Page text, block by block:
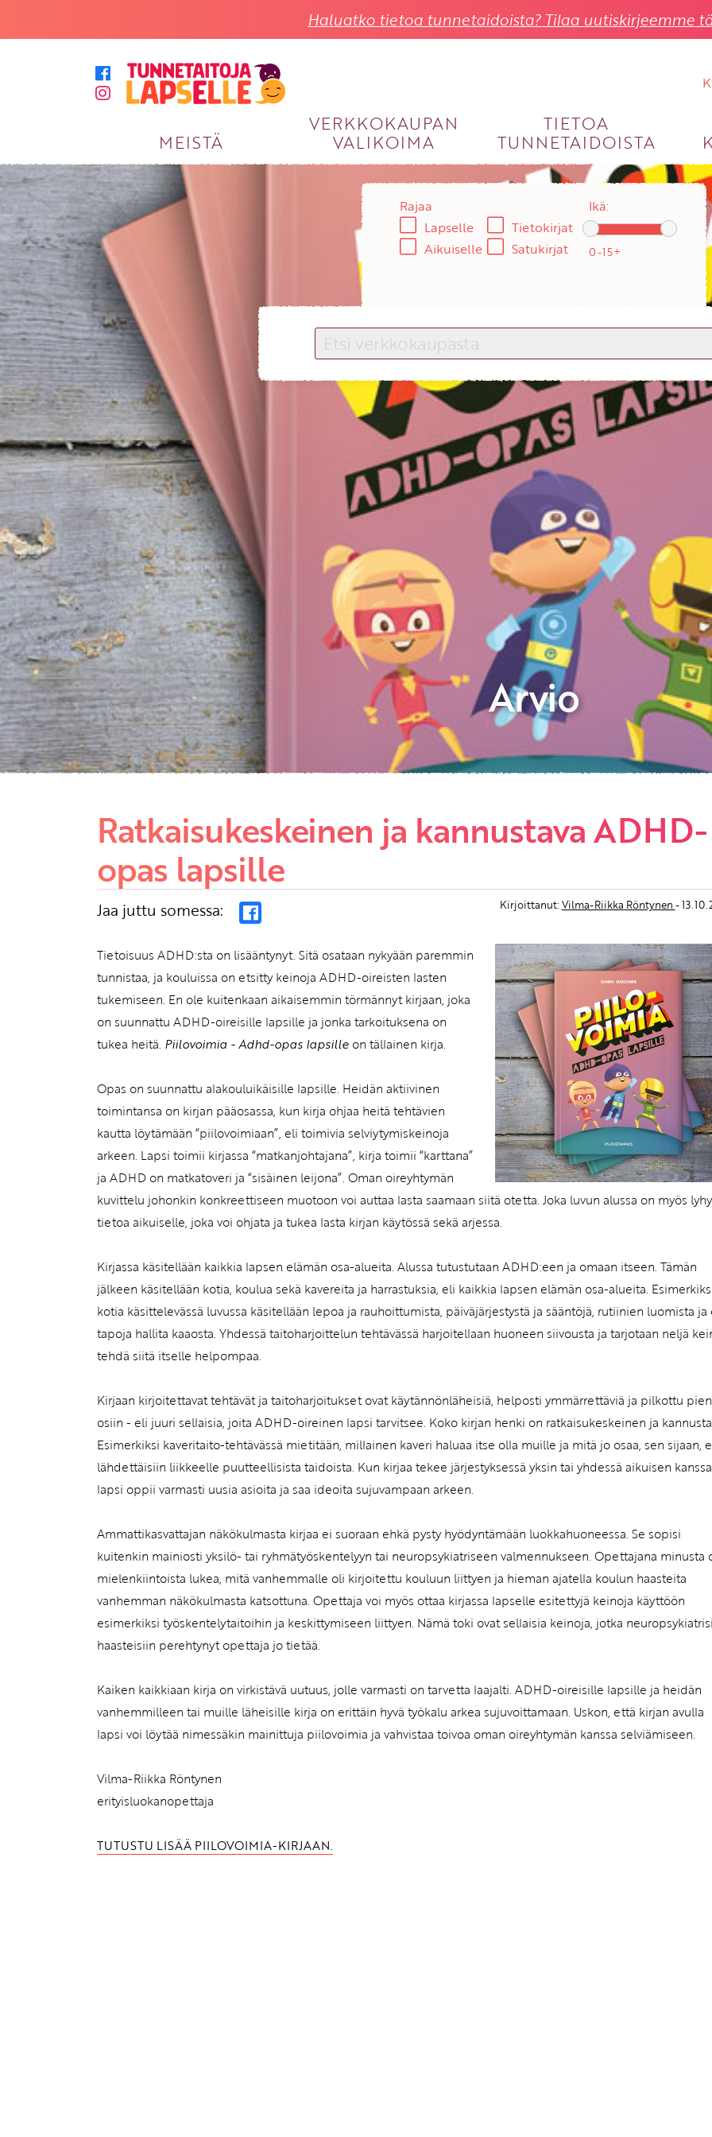
Haluatko tietoa tunnetaidoista? Tilaa uutiskirjeemme
MEISTÄ
VERKKOKAUPAN
VALIKOIMA
TIETOA
TUNNETAIDOISTA
KIRJAUDU SISÄÄN
Käyttäjätunnus
Salasana
Etkö ole vielä asiakkaamme?
Luo asiakastili tästä!
Rajaa
Lapselle
Aikuiselle
Tietokirjat
Satukirjat
Ikä:
Arvio
Ratkaisukeskeinen ja kannustava ADHD-
opas lapsille
Jaa juttu somessa: Kirjoittanut: Vilma-Riikka Röntynen -
Tietoisuus ADHD:sta on lisääntynyt. Sitä osataan nykyään paremmin
tunnistaa, ja kouluissa on etsitty keinoja ADHD-oireisten lasten
tukemiseen. En ole kuitenkaan aikaisemmin törmännyt kirjaan, joka
on suunnattu ADHD-oireisille lapsille ja jonka tarkoituksena on
tukea heitä. Piilovoimia - Adhd-opas lapsille on tällainen kirja.
Opas on suunnattu alakouluikäisille lapsille. Heidän aktiivinen
toimintansa on kirjan pääosassa, kun kirja ohjaa heitä tehtävien
kautta löytämään “piilovoimiaan”, eli toimivia selviytymiskeinoja
arkeen. Lapsi toimii kirjassa “matkanjohtajana”, kirja toimii “karttana”
ja ADHD on matkatoveri ja “sisäinen leijona”. Oman oireyhtymän
kuvittelu johonkin konkreettiseen muotoon voi auttaa lasta saamaan siitä otetta. Joka luvun alussa on myös
tietoa aikuiselle, joka voi ohjata ja tukea lasta kirjan käytössä sekä arjessa.
Kirjassa käsitellään kaikkia lapsen elämän osa-alueita. Alussa tutustutaan ADHD:een ja omaan itseen. Tämän
jälkeen käsitellään kotia, koulua sekä kavereita ja harrastuksia, eli kaikkia lapsen elämän osa-alueita.
kotia käsittelevässä luvussa käsitellään lepoa ja rauhoittumista, päiväjärjestystä ja sääntöjä, rutiinien luomista ja
tapoja hallita kaaosta. Yhdessä taitoharjoittelun tehtävässä harjoitellaan huoneen siivousta ja tarjotaan neljä
tehdä siitä itselle helpompaa.
Kirjaan kirjoitettavat tehtävät ja taitoharjoitukset ovat käytännönläheisiä, helposti ymmärrettäviä ja pilkottu
osiin - eli juuri sellaisia, joita ADHD-oireinen lapsi tarvitsee. Koko kirjan henki on ratkaisukeskeinen ja
Esimerkiksi kaveritaito-tehtävässä mietitään, millainen kaveri haluaa itse olla muille ja mitä jo osaa, sen sijaan,
lähdettäisiin liikkeelle puutteellisista taidoista. Kun kirjaa tekee järjestyksessä yksin tai yhdessä aikuisen
lapsi oppii varmasti uusia asioita ja saa ideoita sujuvampaan arkeen.
Ammattikasvattajan näkökulmasta kirjaa ei suoraan ehkä pysty hyödyntämään luokkahuoneessa. Se sopisi
kuitenkin mainiosti yksilö- tai ryhmätyöskentelyyn tai neuropsykiatriseen valmennukseen. Opettajana minusta
mielenkiintoista lukea, mitä vanhemmalle oli kirjoitettu kouluun liittyen ja hieman ajatella koulun haasteita
vanhemman näkökulmasta katsottuna. Opettaja voi myös ottaa kirjassa lapselle esitettyjä keinoja käyttöön
esimerkiksi työskentelytaitoihin ja keskittymiseen liittyen. Nämä toki ovat sellaisia keinoja, jotka
haasteisiin perehtynyt opettaja jo tietää.
Kaiken kaikkiaan kirja on virkistävä uutuus, jolle varmasti on tarvetta laajalti. ADHD-oireisille lapsille ja heidän
vanhemmilleen tai muille läheisille kirja on erittäin hyvä työkalu arkea sujuvoittamaan. Uskon, että kirjan avulla
lapsi voi löytää nimessäkin mainittuja piilovoimia ja vahvistaa toivoa oman oireyhtymän kanssa selviämiseen.
Vilma-Riikka Röntynen
erityisluokanopettaja
TUTUSTU LISÄÄ PIILOVOIMIA-KIRJAAN.